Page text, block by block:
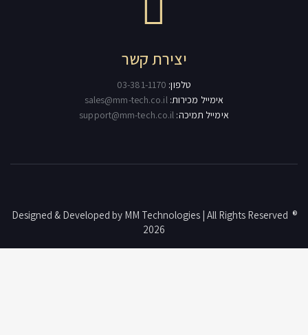
יצירת קשר
טלפון:03-381-1170
אימייל מכירות:sales@mm-tech.co.il
אימייל תמיכה:support@mm-tech.co.il
® Designed & Developed by MM Technologies | All Rights Reserved
2026